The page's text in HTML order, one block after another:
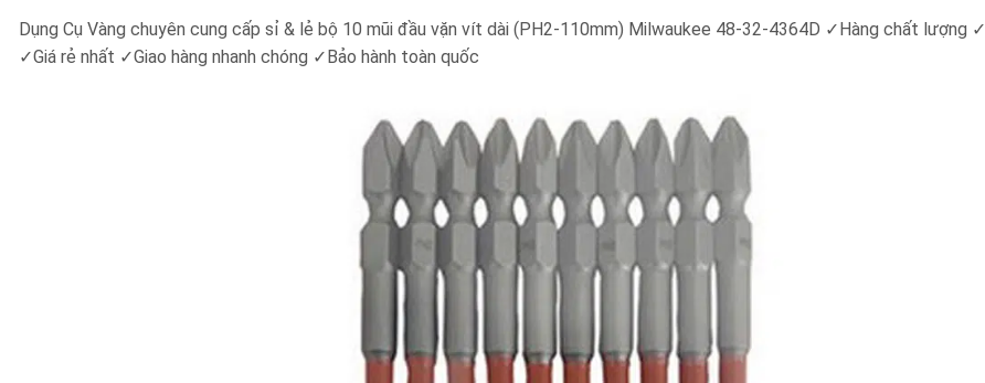
Dụng Cụ Vàng chuyên cung cấp sỉ & lẻ bộ 10 mũi đầu vặn vít dài (PH2-110mm) Milwaukee 48-32-4364D ✓Hàng chất lượng ✓
✓Giá rẻ nhất ✓Giao hàng nhanh chóng ✓Bảo hành toàn quốc